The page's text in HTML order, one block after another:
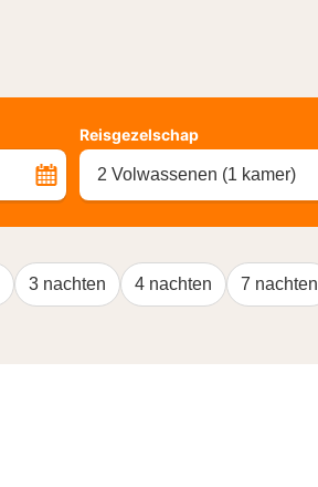
Reisgezelschap
2 Volwassenen (1 kamer)
3 nachten 4 nachten 7 nachten